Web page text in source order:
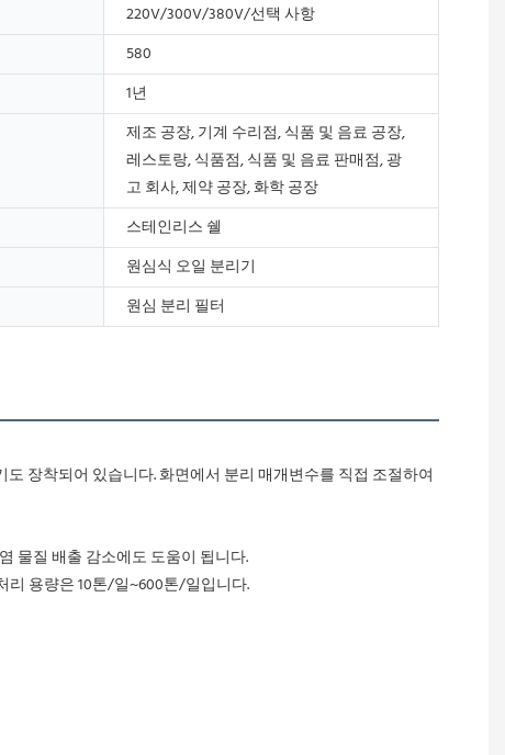
220V/300V/380V/선택 사항
580
1년
제조 공장, 기계 수리점, 식품 및 음료 공장,
레스토랑, 식품점, 식품 및 음료 판매점, 광
고 회사, 제약 공장, 화학 공장
스테인리스 쉘
원심식 오일 분리기
원심 분리 필터
물질 배출 감소에도 도움이 됩니다.
리 용량은 10톤/일~600톤/일입니다.